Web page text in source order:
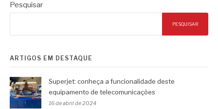
Pesquisar
PESQUISAR
ARTIGOS EM DESTAQUE
Superjet: conheça a funcionalidade deste
equipamento de telecomunicações
16 de abril de 2024